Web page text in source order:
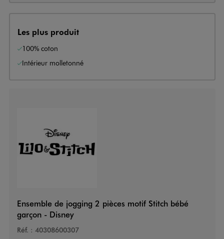
Les plus produit
100% coton
Intérieur molletonné
Ensemble de jogging 2 pièces motif Stitch bébé
garçon - Disney
Réf. : 40308600307